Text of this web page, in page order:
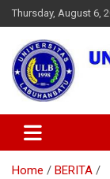
Skip
to
content
Thursday, August 6,
Home
BERITA